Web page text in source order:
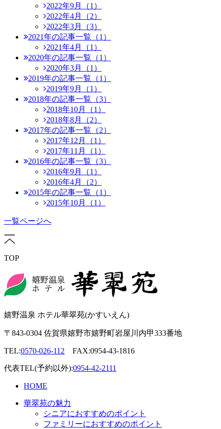
2022年9月（1）
2022年4月（2）
2022年3月（3）
2021年の記事一覧（1）
2021年4月（1）
2020年の記事一覧（1）
2020年3月（1）
2019年の記事一覧（1）
2019年9月（1）
2018年の記事一覧（3）
2018年10月（1）
2018年8月（2）
2017年の記事一覧（2）
2017年12月（1）
2017年11月（1）
2016年の記事一覧（3）
2016年9月（1）
2016年4月（2）
2015年の記事一覧（1）
2015年10月（1）
一覧ページへ
TOP
嬉野温泉 ホテル華翠苑(かすいえん)
〒843-0304 佐賀県嬉野市嬉野町岩屋川内甲333番地
TEL:0570-026-112 FAX:0954-43-1816
代表TEL(予約以外):0954-42-2111
HOME
華翠苑の魅力
シニアにおすすめのポイント
ファミリーにおすすめのポイント